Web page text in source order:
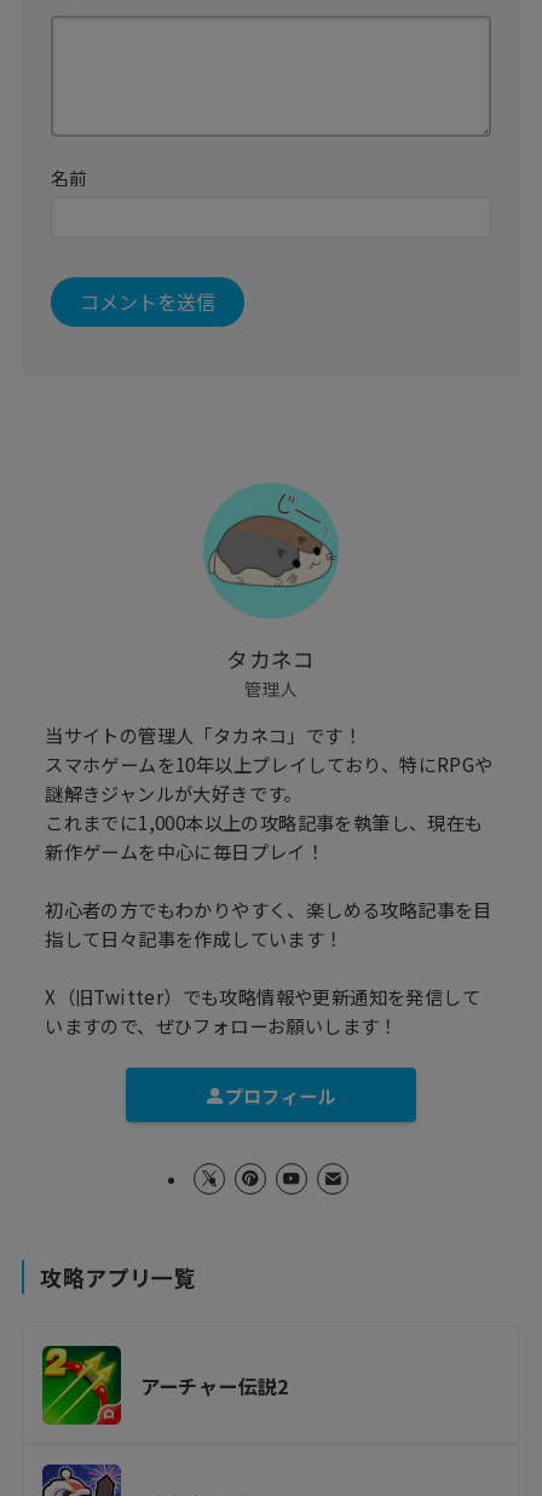
名前
タカネコ
管理人
当サイトの管理人「タカネコ」です！
スマホゲームを10年以上プレイしており、特にRPGや
謎解きジャンルが大好きです。
これまでに1,000本以上の攻略記事を執筆し、現在も
新作ゲームを中心に毎日プレイ！
初心者の方でもわかりやすく、楽しめる攻略記事を目
指して日々記事を作成しています！
X（旧Twitter）でも攻略情報や更新通知を発信して
いますので、ぜひフォローお願いします！
プロフィール
攻略アプリ一覧
アーチャー伝説2